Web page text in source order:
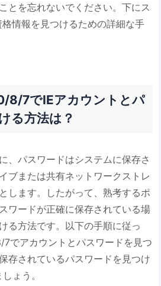
とを忘れないでください。下にス
情報を見つけるための詳細な手
8/7でIEアカウントとパ
る方法は？
、パスワードはシステムに保存さ
ブまたは共有ネットワークストレ
します。したがって、熟考するポ
ワードが正確に保存されている場
る方法です。以下の手順に従っ
でアカウントとパスワードを見つ
存されているパスワードを見つけ
ょう。